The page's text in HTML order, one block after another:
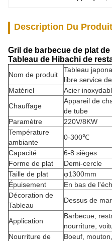
Description Du Produit
Gril de barbecue de plat
Tableau de Hibachi de
Nom de produit
Tableau
libre service
Matériel
Acier
Chauffage
Appareil de
de tube
Paramètre
220V/8KW
Température
ambiante
0-300℃
Capacité
6-8 sièges
Forme de plat
Demi-cercle
Taille de plat
φ1300mm
Épuisement
En bas de
Décoration de
Tableau
Dessus de
Application
Barbecue,
nourriture,
Nourriture de
Boeuf,